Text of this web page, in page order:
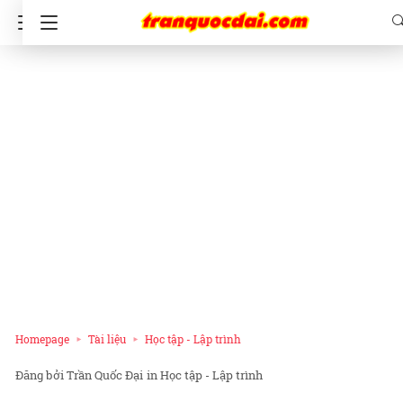
Homepage Tài liệu Học tập - Lập trình
Trần Quốc Đại inHọc tập - Lập trình